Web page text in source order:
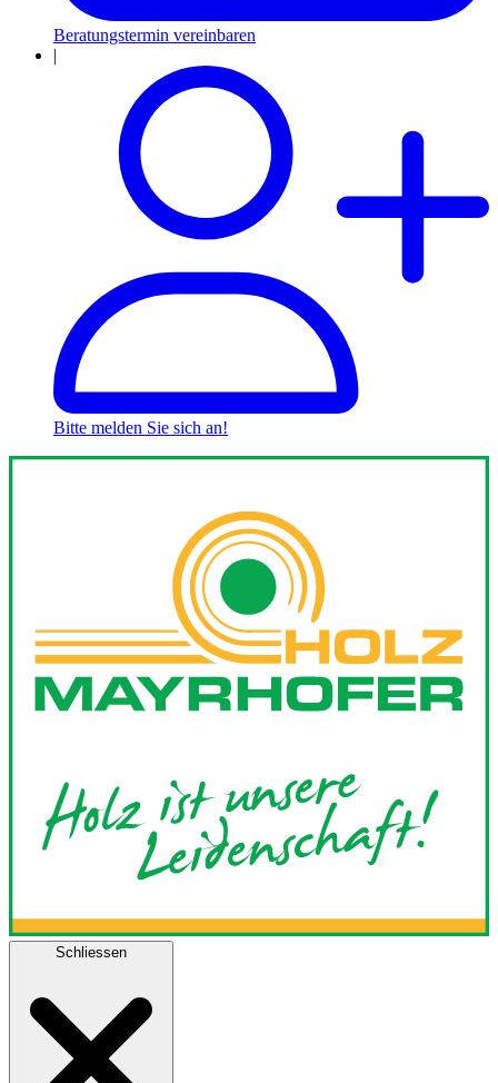
Beratungstermin vereinbaren
|
Bitte melden Sie sich an!
Schliessen